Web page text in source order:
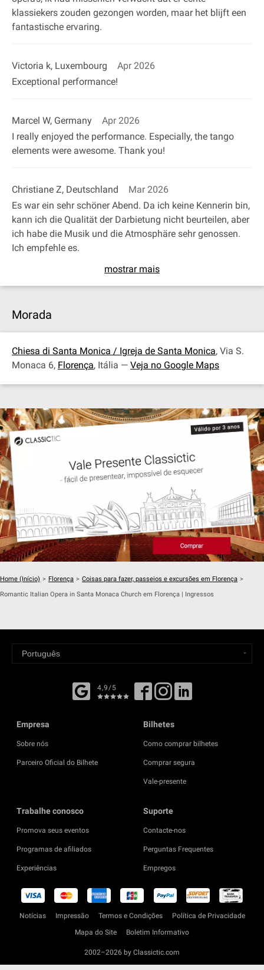
klassiekers zouden gezongen worden, maar het blijft een
fantastische ervaring.
Victoria k, Luxembourg
Apr 2026
Exceptional performance!
Marcel W, Germany
Apr 2026
I really enjoyed the performance. Especially, the tango
elements were awesome. Thank you!
Christiane Z, Deutschland
Mar 2026
Es war ein sehr schöner Abend. Da ich keine Kennerin bin,
kann ich die Qualität der Darbietung nicht beurteilen, aber
ich habe die Musik und die Atmosphäre sehr genossen.
Ich empfehle es.
mostrar mais
Morada
Chiesa di Santa Monica / Igreja de Santa Monica, Via S.
Monaca 6, Florença, Itália — Veja no Google Maps
Home (Início) > Florença > Coisas para fazer, passeios e excursões em Florença >
Romantic Italian Opera in Santa Monaca Church em Florença | Ingressos
4,9/5
Empresa
Sobre nós
Parceiro Oficial do Bilhete
Bilhetes
Como comprar bilhetes
Comprar segura
Vale-presente
Trabalhe conosco
Promova seus eventos
Programas de afiliados
Experiências
Suporte
Contacte-nos
Perguntas Frequentes
Empregos
Notícias Impressão Termos e Condições
Política de Privacidade
Mapa do Site
Boletim Informativo
2002–2026 by Classictic.com